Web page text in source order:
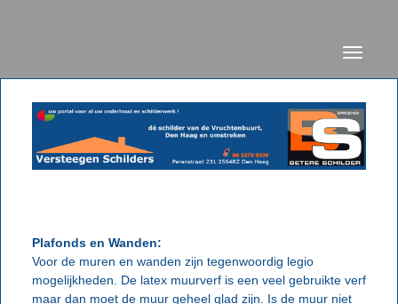
Toggle
Plafonds en Wanden:
Voor de muren en wanden zijn tegenwoordig legio
mogelijkheden. De latex muurverf is een veel gebruikte verf
maar dan moet de muur geheel glad zijn. Is de muur niet